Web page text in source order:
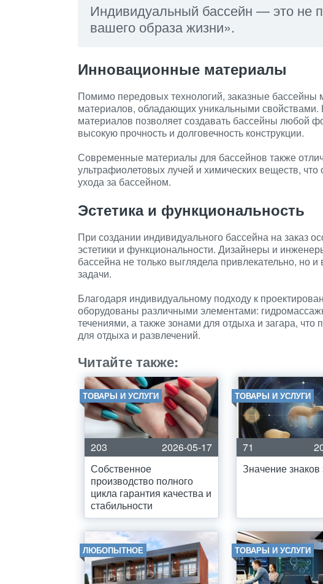
Индивидуальный бассейн — это не
вашего образа жизни».
Инновационные материалы
Помимо передовых технологий, заказные бассейны
материалов, обладающих уникальными
материалов позволяет создавать бассейны любой
высокую прочность и долговечность конструкции.
Современные материалы для бассейнов также
ультрафиолетовых лучей и химических веществ, что
ухода за бассейном.
Эстетика и функциональность
При создании индивидуального бассейна на заказ
эстетики и функциональности. Дизайнеры и
бассейна не только выглядела привлекательно,
задачи.
Благодаря индивидуальному подходу к
оборудованы различными элементами:
течениями, а также зонами для отдыха и загара, что
для отдыха и развлечений.
Читайте также:
ТОВАРЫ И УСЛУГИ
203
2026-05-17
Собственное
производство полного
цикла гарантия качества и
стабильности
ТОВАРЫ И УСЛУГИ
71
Значение знаков
ЛЮБОПЫТНОЕ ТОВАРЫ И УСЛУГИ